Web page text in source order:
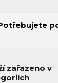
zařazeno v